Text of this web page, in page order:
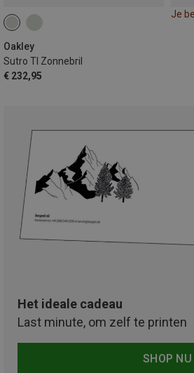
Oakley
Sutro TI Zonnebril
€ 232,95
Je
Het ideale cadeau
Last minute, om zelf te printen
SHOP NU